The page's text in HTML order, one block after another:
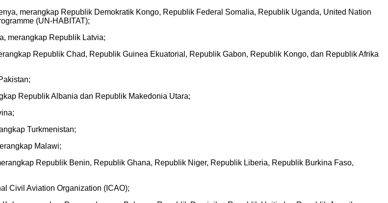
merangkap Republik Demokratik Kongo, Republik Federal Somalia, Republik Uganda, United Nation
(UN-HABITAT);
merangkap Republik Latvia;
Republik Chad, Republik Guinea Ekuatorial, Republik Gabon, Republik Kongo, dan Republik Afrika
Republik Albania dan Republik Makedonia Utara;
Turkmenistan;
Malawi;
Republik Benin, Republik Ghana, Republik Niger, Republik Liberia, Republik Burkina Faso,
Civil Aviation Organization (ICAO);